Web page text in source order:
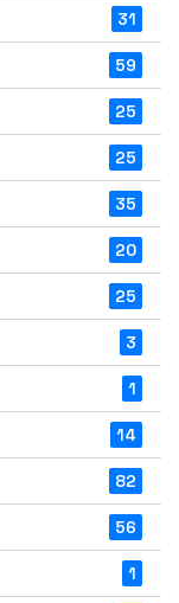
31
59
25
25
35
20
25
3
1
14
82
56
1